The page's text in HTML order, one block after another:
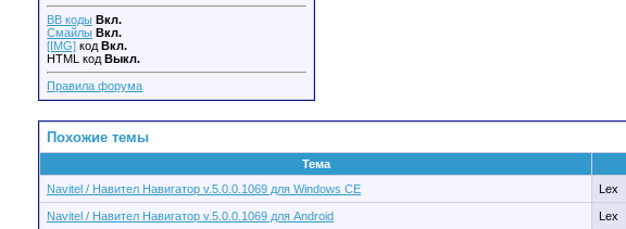
BB коды Вкл.
Смайлы Вкл.
[IMG] код Вкл.
HTML код Выкл.
Правила форума
Похожие темы
Тема
Navitel / Навител Навигатор v.5.0.0.1069 для Windows CE
Lex
Navitel / Навител Навигатор v.5.0.0.1069 для Android Lex